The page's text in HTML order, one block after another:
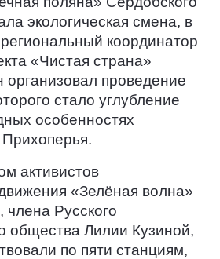
экологическая смена, в
координатор
«Чистая страна»
проведение
стало углубление
особенностях
Прихоперья.
активистов
«Зелёная волна»
члена Русского
общества Лилии Кузиной,
по пяти станциям,